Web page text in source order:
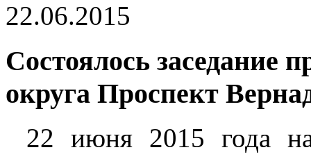
22.06.2015
Состоялось заседание
округа Проспект
22 июня 2015 года